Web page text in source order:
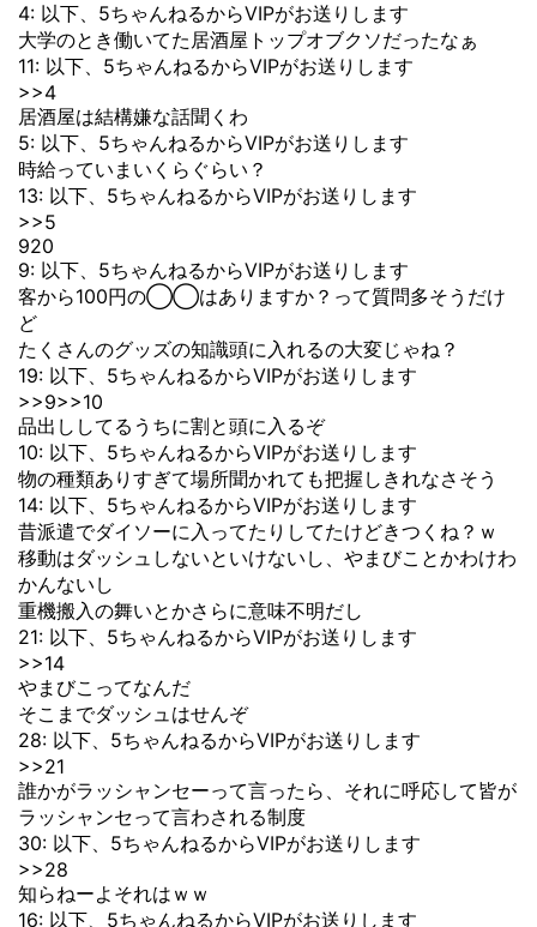
4: 以下、5ちゃんねるからVIPがお送りします
大学のとき働いてた居酒屋トップオブクソだったなぁ
11: 以下、5ちゃんねるからVIPがお送りします
>>4
居酒屋は結構嫌な話聞くわ
5: 以下、5ちゃんねるからVIPがお送りします
時給っていまいくらぐらい？
13: 以下、5ちゃんねるからVIPがお送りします
>>5
920
9: 以下、5ちゃんねるからVIPがお送りします
客から100円の◯◯はありますか？って質問多そうだけ
ど
たくさんのグッズの知識頭に入れるの大変じゃね？
19: 以下、5ちゃんねるからVIPがお送りします
>>9>>10
品出ししてるうちに割と頭に入るぞ
10: 以下、5ちゃんねるからVIPがお送りします
物の種類ありすぎて場所聞かれても把握しきれなさそう
14: 以下、5ちゃんねるからVIPがお送りします
昔派遣でダイソーに入ってたりしてたけどきつくね？ｗ
移動はダッシュしないといけないし、やまびことかわけわ
かんないし
重機搬入の舞いとかさらに意味不明だし
21: 以下、5ちゃんねるからVIPがお送りします
>>14
やまびこってなんだ
そこまでダッシュはせんぞ
28: 以下、5ちゃんねるからVIPがお送りします
>>21
誰かがラッシャンセーって言ったら、それに呼応して皆が
ラッシャンセって言わされる制度
30: 以下、5ちゃんねるからVIPがお送りします
>>28
知らねーよそれはｗｗ
16: 以下、5ちゃんねるからVIPがお送りします